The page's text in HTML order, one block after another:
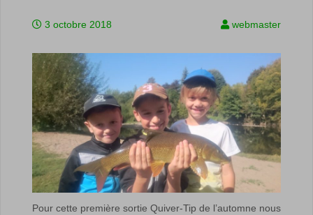
3 octobre 2018 webmaster
Pour cette première sortie Quiver-Tip de l’automne nous